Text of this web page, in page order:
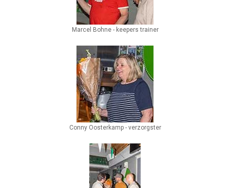
Marcel Bohne - keepers trainer
Conny Oosterkamp - verzorgster